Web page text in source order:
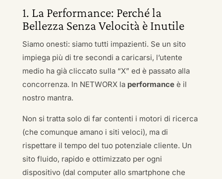
1. La Performance: Perché la
Bellezza Senza Velocità è Inutile
Siamo onesti: siamo tutti impazienti. Se un sito
impiega più di tre secondi a caricarsi, l’utente
medio ha già cliccato sulla “X” ed è passato alla
concorrenza. In NETWORX la performanceè il
nostro mantra.
Non si tratta solo di far contenti i motori di ricerca
(che comunque amano i siti veloci), ma di
rispettare il tempo del tuo potenziale cliente. Un
sito fluido, rapido e ottimizzato per ogni
dispositivo (dal computer allo smartphone che